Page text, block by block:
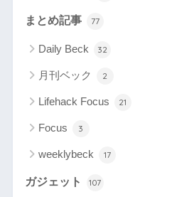
まとめ記事 77
Daily Beck 32
月刊ベック 2
Lifehack Focus 21
Focus 3
weeklybeck 17
ガジェット 107